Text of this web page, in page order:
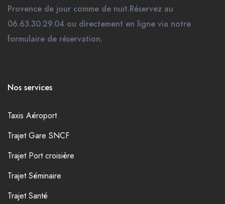
Provence de jour comme de nuit.Réservez au
06.63.30.29.04 ou directement en ligne via notre
formulaire de réservation.
Nos services
Taxis Aéroport
Trajet Gare SNCF
Trajet Port croisière
Trajet Séminaire
Trajet Santé